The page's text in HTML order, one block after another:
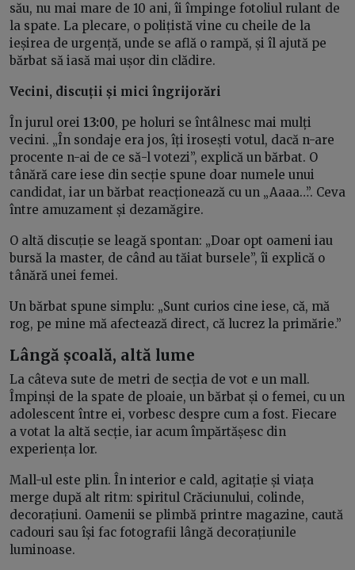
său, nu mai mare de 10 ani, îi împinge fotoliul rulant de
la spate. La plecare, o polițistă vine cu cheile de la
ieșirea de urgență, unde se află o rampă, și îl ajută pe
bărbat să iasă mai ușor din clădire.
Vecini, discuții și mici îngrijorări
În jurul orei 13:00, pe holuri se întâlnesc mai mulți
vecini. „În sondaje era jos, îți irosești votul, dacă n-are
procente n-ai de ce să-l votezi”, explică un bărbat. O
tânără care iese din secție spune doar numele unui
candidat, iar un bărbat reacționează cu un „Aaaa…”. Ceva
între amuzament și dezamăgire.
O altă discuție se leagă spontan: „Doar opt oameni iau
bursă la master, de când au tăiat bursele”, îi explică o
tânără unei femei.
Un bărbat spune simplu: „Sunt curios cine iese, că, mă
rog, pe mine mă afectează direct, că lucrez la primărie.”
Lângă școală, altă lume
La câteva sute de metri de secția de vot e un mall.
Împinși de la spate de ploaie, un bărbat și o femei, cu un
adolescent între ei, vorbesc despre cum a fost. Fiecare
a votat la altă secție, iar acum împărtășesc din
experiența lor.
Mall-ul este plin. În interior e cald, agitație și viața
merge după alt ritm: spiritul Crăciunului, colinde,
decorațiuni. Oamenii se plimbă printre magazine, caută
cadouri sau își fac fotografii lângă decorațiunile
luminoase.